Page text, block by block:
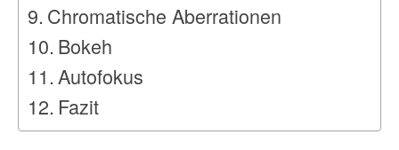
Chromatische Aberrationen
Bokeh
Autofokus
Fazit